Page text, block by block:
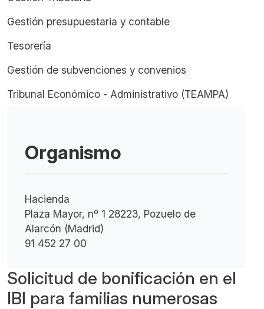
Gestión presupuestaria y contable
Tesorería
Gestión de subvenciones y convenios
Tribunal Económico - Administrativo (TEAMPA)
Organismo
Hacienda
Plaza Mayor, nº 1 28223, Pozuelo de
Alarcón (Madrid)
91 452 27 00
Solicitud de bonificación en el
IBI para familias numerosas